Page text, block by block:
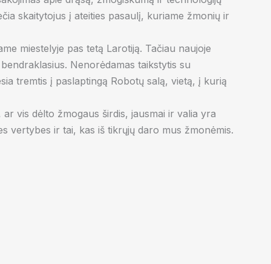
skaitytojus į ateities pasaulį, kuriame žmonių ir
miestelyje pas tetą Larotiją. Tačiau naujoje
Nenorėdamas taikstytis su
tremtis į paslaptingą Robotų salą, vietą, į kurią
vis dėlto žmogaus širdis, jausmai ir valia yra
vertybes ir tai, kas iš tikrųjų daro mus žmonėmis.